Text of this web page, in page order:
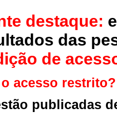
destaque:
das
de
acesso restrito?
publicadas